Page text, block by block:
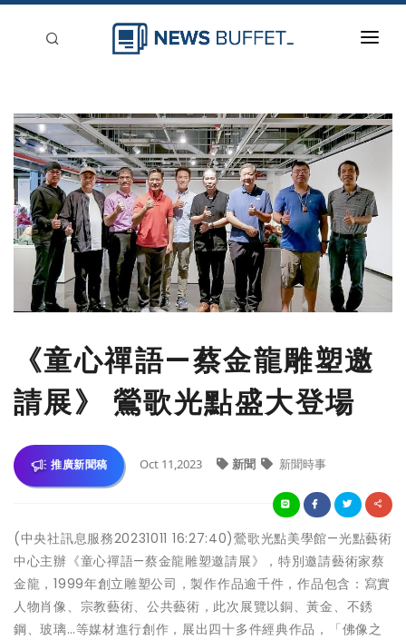
新聞稿分類
登入
刊登
《童心禪語—蔡金龍雕塑邀
請展》 鶯歌光點盛大登場
推廣新聞稿 Oct 11,2023 新聞 新聞時事
(中央社訊息服務20231011 16:27:40)鶯歌光點美學館—光點藝術
中心主辦《童心禪語—蔡金龍雕塑邀請展》，特別邀請藝術家蔡
金龍，1999年創立雕塑公司，製作作品逾千件，作品包含：寫實
人物肖像、宗教藝術、公共藝術，此次展覽以銅、黃金、不銹
鋼、玻璃…等媒材進行創作，展出四十多件經典作品，「佛像之